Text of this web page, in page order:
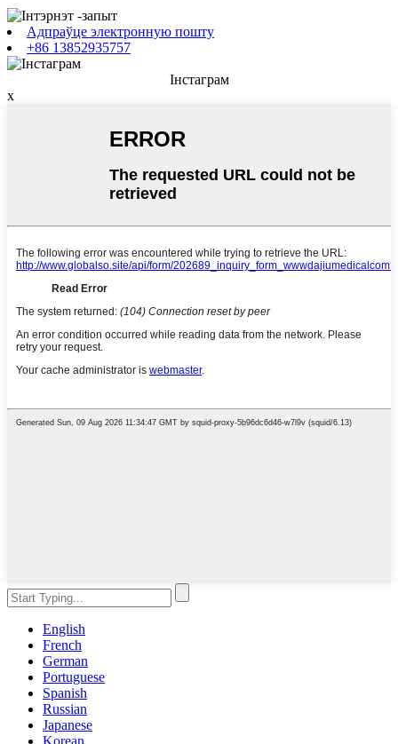
Адпраўце электронную пошту
+86 13852935757
Інстаграм
x
English
French
German
Portuguese
Spanish
Russian
Japanese
Korean